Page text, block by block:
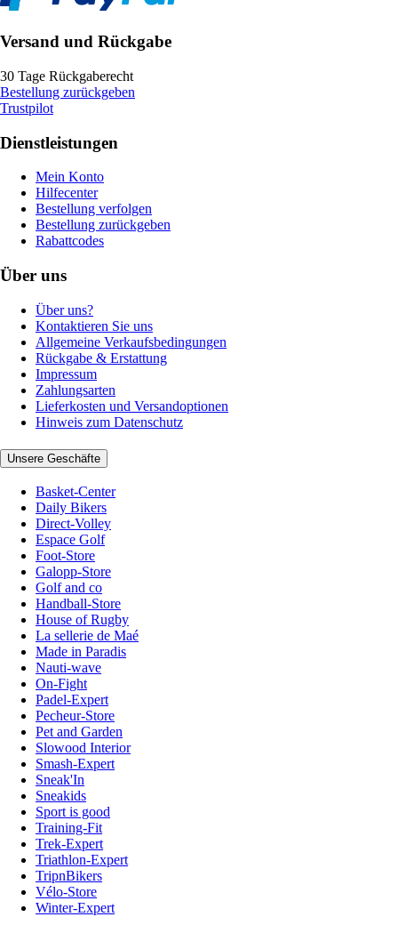
Versand und Rückgabe
30 Tage Rückgaberecht
Bestellung zurückgeben
Trustpilot
Dienstleistungen
Mein Konto
Hilfecenter
Bestellung verfolgen
Bestellung zurückgeben
Rabattcodes
Über uns
Über uns?
Kontaktieren Sie uns
Allgemeine Verkaufsbedingungen
Rückgabe & Erstattung
Impressum
Zahlungsarten
Lieferkosten und Versandoptionen
Hinweis zum Datenschutz
Unsere Geschäfte
Basket-Center
Daily Bikers
Direct-Volley
Espace Golf
Foot-Store
Galopp-Store
Golf and co
Handball-Store
House of Rugby
La sellerie de Maé
Made in Paradis
Nauti-wave
On-Fight
Padel-Expert
Pecheur-Store
Pet and Garden
Slowood Interior
Smash-Expert
Sneak'In
Sneakids
Sport is good
Training-Fit
Trek-Expert
Triathlon-Expert
TripnBikers
Vélo-Store
Winter-Expert